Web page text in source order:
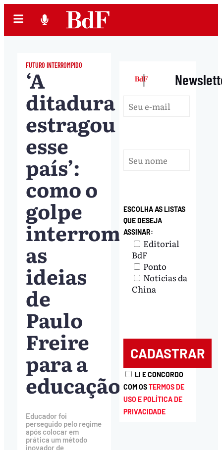
FUTURO INTERROMPIDO
‘A
ditadura
estragou
esse
país’:
como o
golpe
interrompeu
as
ideias
de
Paulo
Freire
para a
educação
Educador foi
perseguido pelo regime
após colocar em
prática um método
inovador de
|
ESCOLHA AS LISTAS
QUE DESEJA
ASSINAR:
Editorial
BdF
Ponto
Notícias da
China
LI E CONCORDO
COM OSTERMOS DE
USO E POLÍTICA DE
PRIVACIDADE